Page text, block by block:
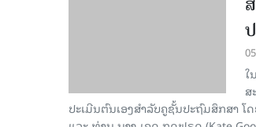
ໃ
ສ
ປະເມີນຕົນເອງສຳລັບຄູຊັ້ນປະຖົມສຶກສາ